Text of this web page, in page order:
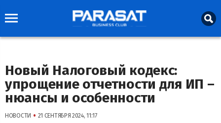
Новый Налоговый кодекс:
упрощение отчетности для ИП –
нюансы и особенности
НОВОСТИ • 21 СЕНТЯБРЯ 2024, 11:17